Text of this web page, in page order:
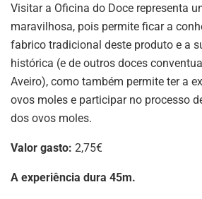
Visitar a Oficina do Doce representa
maravilhosa, pois permite ficar a
fabrico tradicional deste produto e a
histórica (e de outros doces
Aveiro), como também permite ter a
ovos moles e participar no processo
dos ovos moles.
Valor gasto: 2,75€
A experiência dura 45m.